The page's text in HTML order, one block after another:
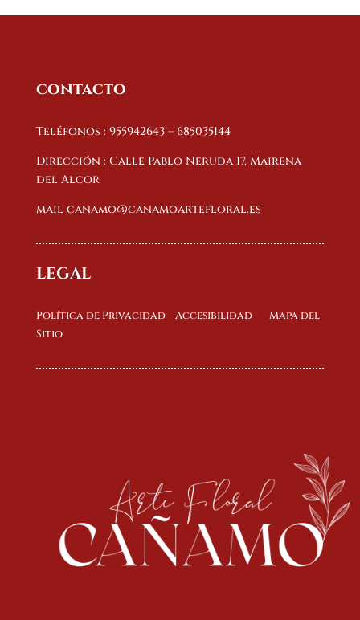
contacto
Teléfonos : 955942643 – 685035144
Dirección : Calle Pablo Neruda 17, Mairena
del Alcor
mail canamo@canamoartefloral.es
LEGAL
Política de Privacidad AccesibilidadMapa del
Sitio